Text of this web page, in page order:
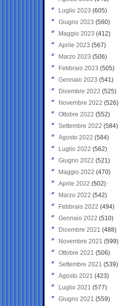
Luglio 2023 (605)
Giugno 2023 (560)
Maggio 2023 (412)
Aprile 2023 (567)
Marzo 2023 (506)
Febbraio 2023 (505)
Gennaio 2023 (541)
Dicembre 2022 (525)
Novembre 2022 (526)
Ottobre 2022 (552)
Settembre 2022 (584)
Agosto 2022 (584)
Luglio 2022 (562)
Giugno 2022 (521)
Maggio 2022 (470)
Aprile 2022 (502)
Marzo 2022 (542)
Febbraio 2022 (494)
Gennaio 2022 (510)
Dicembre 2021 (488)
Novembre 2021 (599)
Ottobre 2021 (506)
Settembre 2021 (539)
Agosto 2021 (423)
Luglio 2021 (577)
Giugno 2021(559)